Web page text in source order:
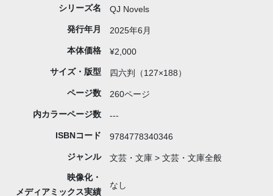
シリーズ名 QJ Novels
発行年月 2025年6月
本体価格 ¥2,000
サイズ・版型 四六判（127×188）
ページ数 260ページ
内カラーページ数 ---
ISBNコード 9784778340346
ジャンル 文芸・文庫 > 文芸・文庫全般
映像化・
メディアミックス実績
なし